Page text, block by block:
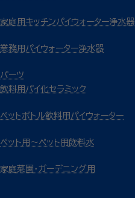
家庭用キッチンパイウォーター浄水器
業務用パイウォーター浄水器
パーツ
飲料用パイ化セラミック
ペットボトル飲料用パイウォーター
ペット用～ペット用飲料水
家庭菜園・ガーデニング用